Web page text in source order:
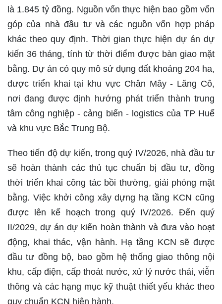
là 1.845 tỷ đồng. Nguồn vốn thực hiện bao gồm vốn
góp của nhà đầu tư và các nguồn vốn hợp pháp
khác theo quy định. Thời gian thực hiện dự án dự
kiến 36 tháng, tính từ thời điểm được bàn giao mặt
bằng. Dự án có quy mô sử dụng đất khoảng 204 ha,
được triển khai tại khu vực Chân Mây - Lăng Cô,
nơi đang được định hướng phát triển thành trung
tâm công nghiệp - cảng biển - logistics của TP Huế
và khu vực Bắc Trung Bộ.
Theo tiến độ dự kiến, trong quý IV/2026, nhà đầu tư
sẽ hoàn thành các thủ tục chuẩn bị đầu tư, đồng
thời triển khai công tác bồi thường, giải phóng mặt
bằng. Việc khởi công xây dựng hạ tầng KCN cũng
được lên kế hoạch trong quý IV/2026. Đến quý
II/2029, dự án dự kiến hoàn thành và đưa vào hoạt
động, khai thác, vận hành. Hạ tầng KCN sẽ được
đầu tư đồng bộ, bao gồm hệ thống giao thông nội
khu, cấp điện, cấp thoát nước, xử lý nước thải, viễn
thông và các hạng mục kỹ thuật thiết yếu khác theo
quy chuẩn KCN hiện hành.